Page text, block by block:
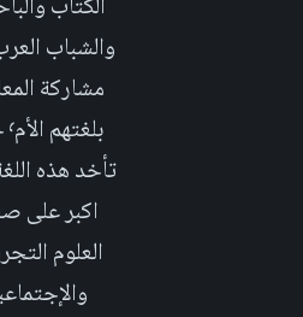
الكتاب والباحثين
والشباب العرب على
مشاركة المعلومة
بلغتهم الأم٬ حتى
تأخد هذه اللغة دوراً
اكبر على صعيد
العلوم التجريبية
والإجتماعية.